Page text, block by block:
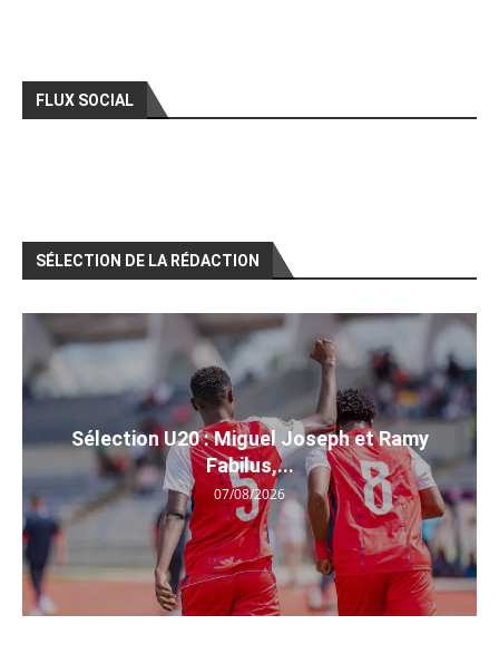
FLUX SOCIAL
SÉLECTION DE LA RÉDACTION
Sélection U20 : Miguel Joseph et Ramy
Fabilus,...
07/08/2026